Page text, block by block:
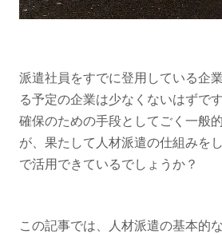
派遣社員をすでに登用している企
る予定の企業は少なくないはずで
確保のための手段としてごく一般
が、果たして人材派遣の仕組みを
で活用できているでしょうか？
この記事では、人材派遣の基本的